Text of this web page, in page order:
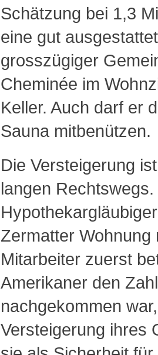
Schätzung bei 1,3
eine gut
grosszügiger
Cheminée im
Keller. Auch darf er
Sauna mitbenützen.
Die Versteigerung
langen
Zermatter
Mitarbeiter zuerst
Amerikaner den
nachgekommen
Versteigerung ihres